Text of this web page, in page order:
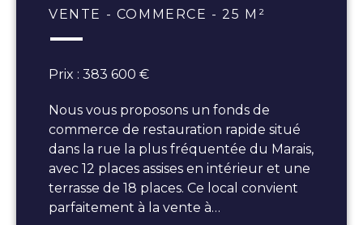
VENTE - COMMERCE - 25 M²
Prix : 383 600 €
Nous vous proposons un fonds de
commerce de restauration rapide situé
dans la rue la plus fréquentée du Marais,
avec 12 places assises en intérieur et une
terrasse de 18 places. Ce local convient
parfaitement à la vente à…